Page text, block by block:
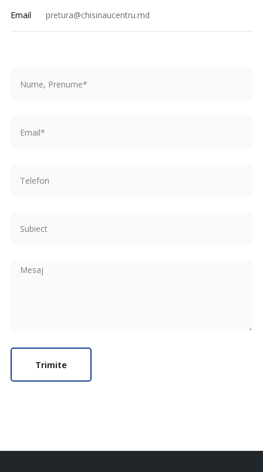
Email
pretura@chisinaucentru.md